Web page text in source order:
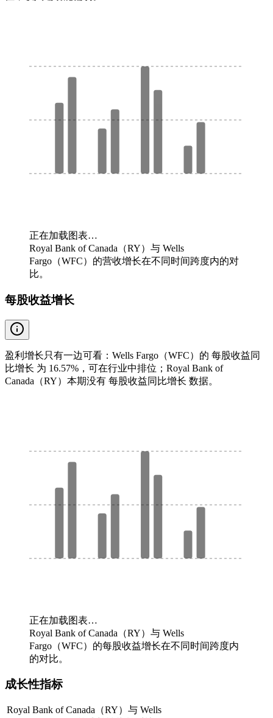
正在加载图表…
Royal Bank of Canada（RY）与 Wells
Fargo（WFC）的营收增长在不同时间跨度内的对
比。
每股收益增长
盈利增长只有一边可看：Wells Fargo（WFC）的 每股收益同
比增长 为 16.57%，可在行业中排位；Royal Bank of
Canada（RY）本期没有 每股收益同比增长 数据。
正在加载图表…
Royal Bank of Canada（RY）与 Wells
Fargo（WFC）的每股收益增长在不同时间跨度内
的对比。
成长性指标
Royal Bank of Canada（RY）与 Wells